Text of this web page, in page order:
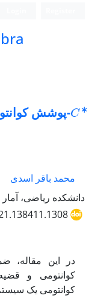
C
∗ -پوشش
محمد باقر اسدی
دانشکده ریاضی، آمار
در این مقاله،
کوانتومی و
کوانتومی یک